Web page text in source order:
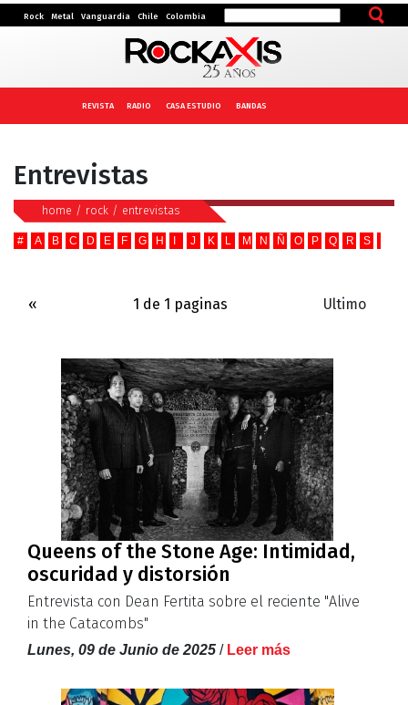
Rock Metal Vanguardia Chile Colombia
REVISTA RADIO CASA ESTUDIO BANDAS
Entrevistas
home / rock / entrevistas
# A B C D E F G H J K L M N Ñ O P Q R S
« 1 de 1 paginas Ultimo
Queens of the Stone Age: Intimidad,
oscuridad y distorsión
Entrevista con Dean Fertita sobre el reciente "Alive
in the Catacombs"
Lunes, 09 de Junio de 2025 / Leer más